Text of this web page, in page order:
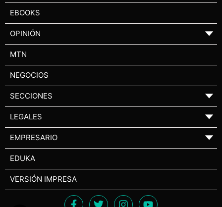
EBOOKS
OPINIÓN ▼
MTN
NEGOCIOS
SECCIONES ▼
LEGALES ▼
EMPRESARIO ▼
EDUKA
VERSIÓN IMPRESA